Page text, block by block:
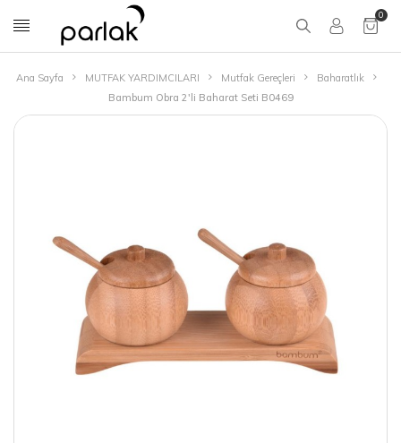
0
Ana Sayfa MUTFAK YARDIMCILARI Mutfak Gereçleri
Baharatlık
Bambum Obra 2'li Baharat Seti B0469